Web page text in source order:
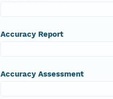
Accuracy Report
Accuracy Assessment